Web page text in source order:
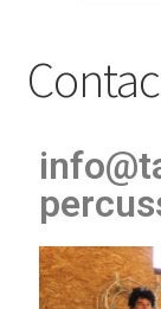
Blog
Boutique